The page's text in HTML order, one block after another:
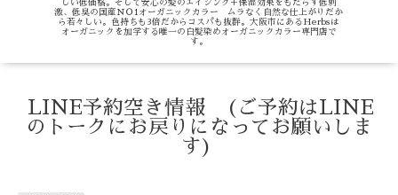
しい低価格。そして安心の髪のエイジング＋保湿効果をもたらす低刺
激、低臭の国産ＮＯ1オーガニックカラー ムラなく自然な仕上がりだか
ら若々しい。色持ちも3倍だからコスパも抜群。大阪市にあるHerbsは
オーガニックを加学する唯一の白髪染めオーガニックカラー専門店で
す。
LINE予約空き情報 (ご予約はLINE
のトークにお戻りになってお願いしま
す)